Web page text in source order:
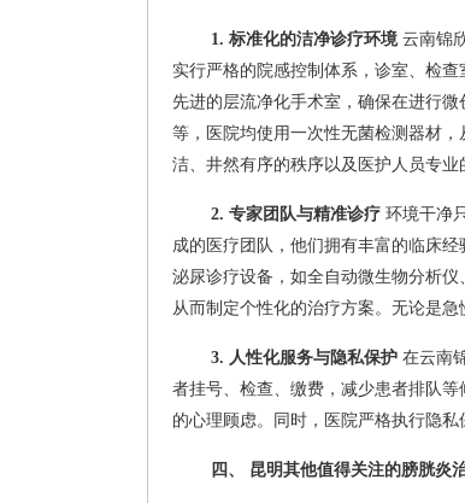
1. 标准化的洁净诊疗环境 云南锦
实行严格的院感控制体系，诊室、检
先进的层流净化手术室，确保在进行
等，医院均使用一次性无菌检测器材
洁、井然有序的秩序以及医护人员专业
2. 专家团队与精准诊疗 环境干净
成的医疗团队，他们拥有丰富的临床
泌尿诊疗设备，如全自动微生物分析
从而制定个性化的治疗方案。无论是
3. 人性化服务与隐私保护 在云南
者挂号、检查、缴费，减少患者排队
的心理顾虑。同时，医院严格执行隐
四、 昆明其他值得关注的膀胱炎